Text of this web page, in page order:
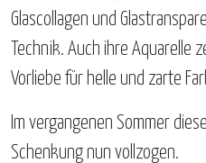
Glascollagen und
Technik. Auch ihre Aquarelle
Vorliebe für helle und zarte
Im vergangenen Sommer
Schenkung nun vollzogen.